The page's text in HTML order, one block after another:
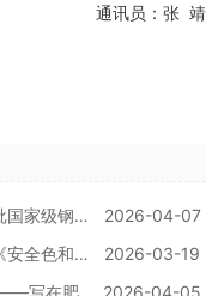
通讯员：张 靖
祝贺！石横特钢集团有限公司首批国家级钢铁行业 “引领型规范企业” 名单!
2026-04-07
建筑企业注意！强制性国家标准《安全色和安全标志》，3月1日起执行！
2026-03-19
聚力跨越再出发 笃定实干向未来——写在肥城市建筑安装业高质量发展大会召开之际
2026-04-05